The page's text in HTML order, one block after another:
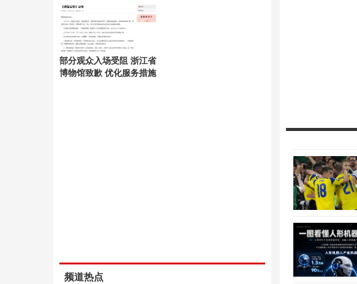
部分观众入场受阻 浙江省
博物馆致歉 优化服务措施
频道热点